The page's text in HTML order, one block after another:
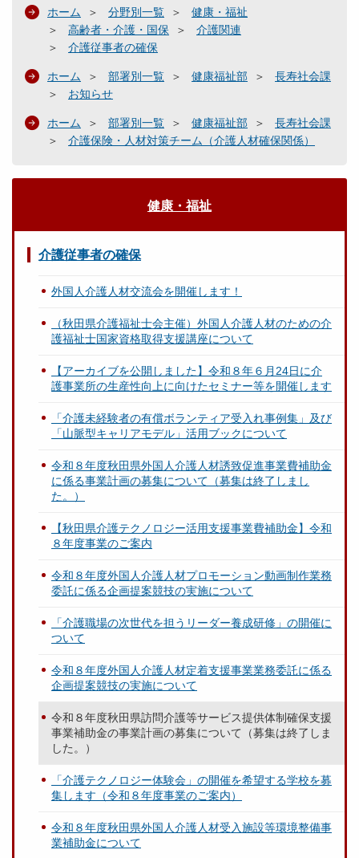
ホーム 分野別一覧
健康・福祉
高齢者・介護・国保
介護関連
介護従事者の確保
ホーム 部署別一覧 健康福祉部
長寿社会課
お知らせ
ホーム 部署別一覧 健康福祉部
長寿社会課
介護保険・人材対策チーム（介護人材確保関係）
健康・福祉
介護従事者の確保
外国人介護人材交流会を開催します！
（秋田県介護福祉士会主催）外国人介護人材のための介
護福祉士国家資格取得支援講座について
【アーカイブを公開しました】令和８年６月24日に介
護事業所の生産性向上に向けたセミナー等を開催します
「介護未経験者の有償ボランティア受入れ事例集」及び
「山脈型キャリアモデル」活用ブックについて
令和８年度秋田県外国人介護人材誘致促進事業費補助金
に係る事業計画の募集について（募集は終了しまし
た。）
【秋田県介護テクノロジー活用支援事業費補助金】令和
８年度事業のご案内
令和８年度外国人介護人材プロモーション動画制作業務
委託に係る企画提案競技の実施について
「介護職場の次世代を担うリーダー養成研修」の開催に
ついて
令和８年度外国人介護人材定着支援事業業務委託に係る
企画提案競技の実施について
令和８年度秋田県訪問介護等サービス提供体制確保支援
事業補助金の事業計画の募集について（募集は終了しま
した。）
「介護テクノロジー体験会」の開催を希望する学校を募
集します（令和８年度事業のご案内）
令和８年度秋田県外国人介護人材受入施設等環境整備事
業補助金について